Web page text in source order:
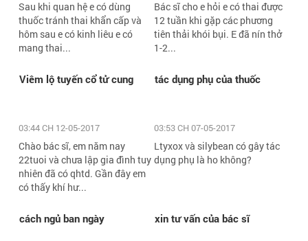
Sau khi quan hệ e có dùng
thuốc tránh thai khẩn cấp và
hôm sau e có kinh liêu e có
mang thai...
Bác sĩ cho e hỏi e có thai được
12 tuần khi gặp các phương
tiên thải khói bụi. E đã nín thở
1-2...
Viêm lộ tuyến cổ tử cung
03:44 CH 12-05-2017
Chào bác sĩ, em năm nay
22tuoi và chưa lập gia đình tuy
nhiên đã có qhtd. Gần đây em
có thấy khí hư...
tác dụng phụ của thuốc
03:53 CH 07-05-2017
Ltyxox và silybean có gây tác
dụng phụ là ho không?
cách ngủ ban ngày xin tư vấn của bác sĩ